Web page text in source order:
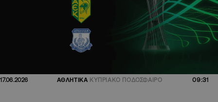
17.06.2026 ΑΘΛΗΤΙΚΑ ΚΥΠΡΙΑΚΟ ΠΟΔΟΣΦΑΙΡΟ 09:31